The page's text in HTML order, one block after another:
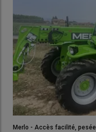
Merlo - Accès facilité,